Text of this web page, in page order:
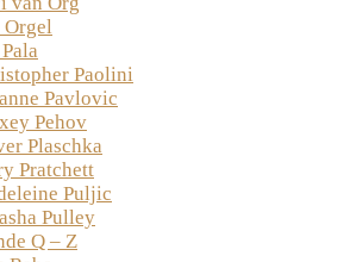
Orgel
Paolini
Pavlovic
Pehov
Plaschka
Pratchett
Puljic
Pulley
Q – Z